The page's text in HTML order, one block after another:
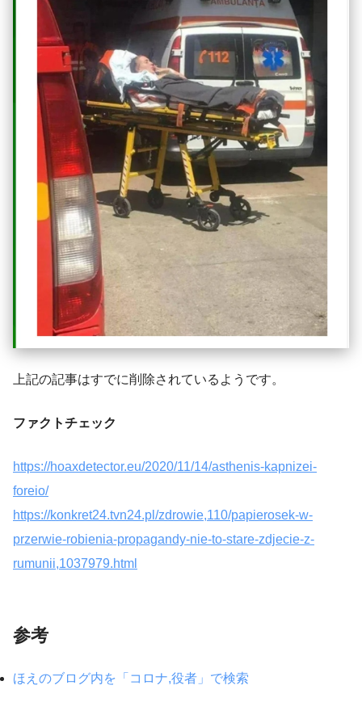
上記の記事はすでに削除されているようです。
ファクトチェック
https://hoaxdetector.eu/2020/11/14/asthenis-kapnizei-
foreio/
https://konkret24.tvn24.pl/zdrowie,110/papierosek-w-
przerwie-robienia-propagandy-nie-to-stare-zdjecie-z-
rumunii,1037979.html
参考
ほえのブログ内を「コロナ,役者」で検索